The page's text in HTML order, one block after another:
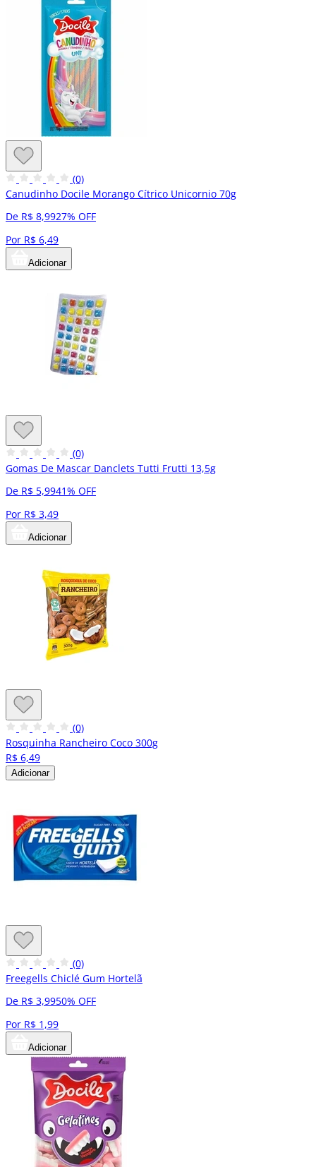
(0)
Canudinho Docile Morango Cítrico Unicornio 70g
De R$ 8,9927% OFF
Por R$ 6,49
Adicionar
(0)
Gomas De Mascar Danclets Tutti Frutti 13,5g
De R$ 5,9941% OFF
Por R$ 3,49
Adicionar
(0)
Rosquinha Rancheiro Coco 300g
R$ 6,49
Adicionar
(0)
Freegells Chiclé Gum Hortelã
De R$ 3,9950% OFF
Por R$ 1,99
Adicionar